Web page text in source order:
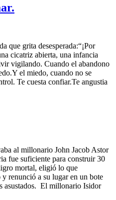
que grita desesperada:“¡Por
cicatriz abierta, una infancia
vigilando. Cuando el abandono
el miedo, cuando no se
Te cuesta confiar.Te angustia
al millonario John Jacob Astor
fue suficiente para construir 30
mortal, eligió lo que
renunció a su lugar en un bote
asustados. El millonario Isidor